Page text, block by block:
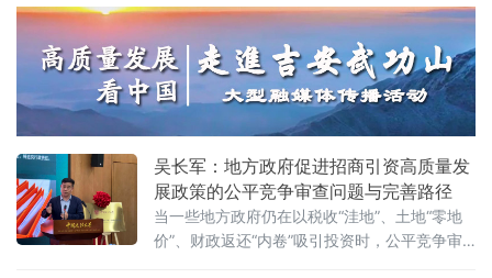
家视角道出法治化营商环境的真谛：“一个
经济促进法》被寄予厚望。然而，北京企业法
治与发展研究会副会长朱崇坤6月7日在中国政
法大学法治化营商环境建设与数字金融研究中
心揭牌仪式既同期举办的“法治筑基、商业有序
——地方政府促进招商引资和高质量发展路
吴长军：地方政府促进招商引资高质量发
展政策的公平竞争审查问题与完善路径
当一些地方政府仍在以税收“洼地”、土地“零地
价”、财政返还“内卷”吸引投资时，公平竞争审